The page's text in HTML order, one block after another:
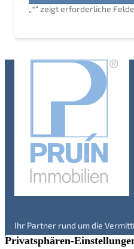
„*“ zeigt erforderliche
Ihr Partner rund um die
von Immobilien in